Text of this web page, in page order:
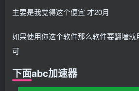
主要是我觉得这个便宜 才20月
如果使用你这个软件那么软件要翻墙就
可
下面abc加速器